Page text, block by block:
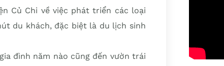
Củ Chi về việc phát triển các loại
du khách, đặc biệt là du lịch sinh
đình năm nào cũng đến vườn trái